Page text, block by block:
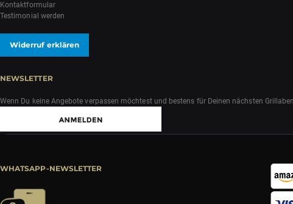
Kontaktformular
Testimonial werden
Widerruf erklären
NEWSLETTER
Wenn Du keine Angebote verpassen möchtest und bestens für Deinen nächsten
WHATSAPP-NEWSLETTER